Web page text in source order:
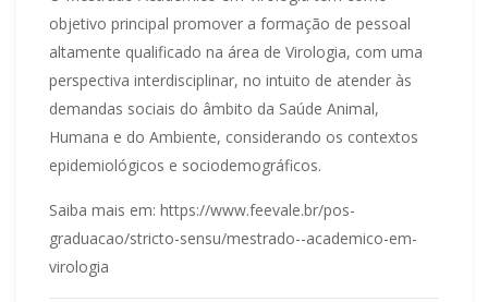
objetivo principal promover a formação de pessoal
altamente qualificado na área de Virologia, com uma
perspectiva interdisciplinar, no intuito de atender às
demandas sociais do âmbito da Saúde Animal,
Humana e do Ambiente, considerando os contextos
epidemiológicos e sociodemográficos.
Saiba mais em: https://www.feevale.br/pos-
graduacao/stricto-sensu/mestrado--academico-em-
virologia